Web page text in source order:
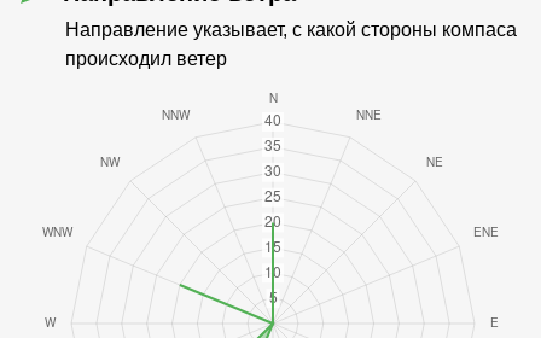
Направление указывает, с какой стороны компаса
происходил ветер